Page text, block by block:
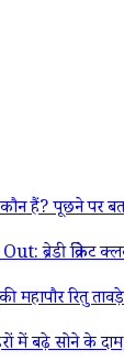
हैं? पूछने पर
क्लब में
रितु
बढ़े सोने के